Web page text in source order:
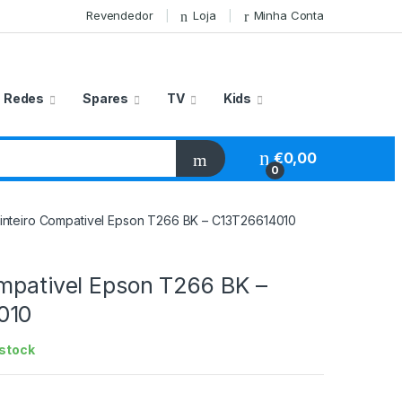
Revendedor Loja Minha Conta
Redes Spares TV Kids
0
€0,00
Compativel Epson T266 BK – C13T26614010
Epson T266 BK –